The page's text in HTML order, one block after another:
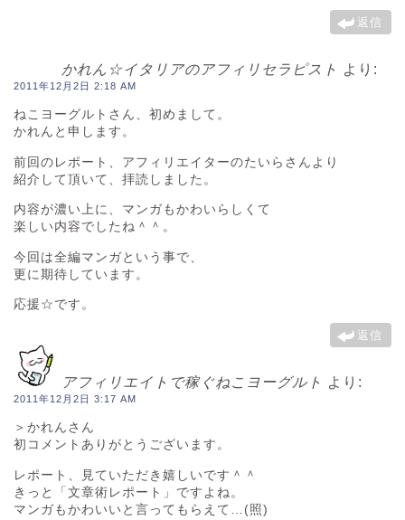
返信
かれん☆イタリアのアフィリセラピスト より:
2011年12月2日 2:18 AM
ねこヨーグルトさん、初めまして。
かれんと申します。
前回のレポート、アフィリエイターのたいらさんより
紹介して頂いて、拝読しました。
内容が濃い上に、マンガもかわいらしくて
楽しい内容でしたね＾＾。
今回は全編マンガという事で、
更に期待しています。
応援☆です。
返信
アフィリエイトで稼ぐねこヨーグルト より:
2011年12月2日 3:17 AM
＞かれんさん
初コメントありがとうございます。
レポート、見ていただき嬉しいです＾＾
きっと「文章術レポート」ですよね。
マンガもかわいいと言ってもらえて…(照)